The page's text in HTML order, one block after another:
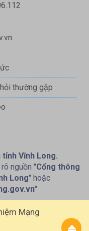
thường gặp
tỉnh Vĩnh Long.
nguồn "Cổng thông
Long" hoặc
"